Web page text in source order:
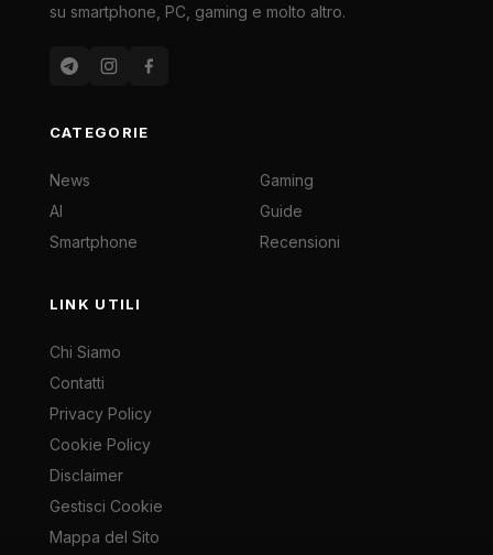
su smartphone, PC, gaming e molto altro.
CATEGORIE
News
AI
Smartphone
Gaming
Guide
Recensioni
LINK UTILI
Chi Siamo
Contatti
Privacy Policy
Cookie Policy
Disclaimer
Gestisci Cookie
Mappa del Sito